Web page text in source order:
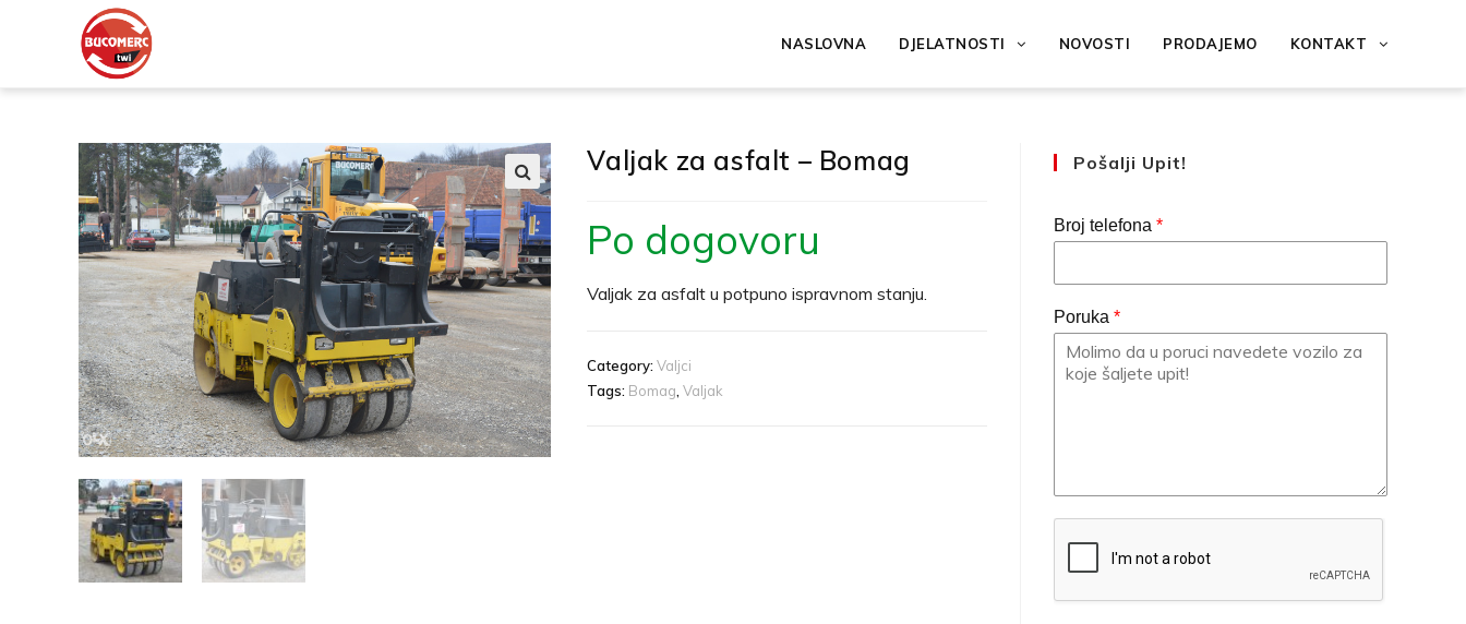
NASLOVNA DJELATNOSTI NOVOSTI PRODAJEMO KONTAKT
🔍
Valjak za asfalt – Bomag
Po dogovoru
Valjak za asfalt u potpuno ispravnom stanju.
Category:Valjci
Tags: Bomag ,Valjak
Pošalji Upit!
Broj telefona *
Poruka *